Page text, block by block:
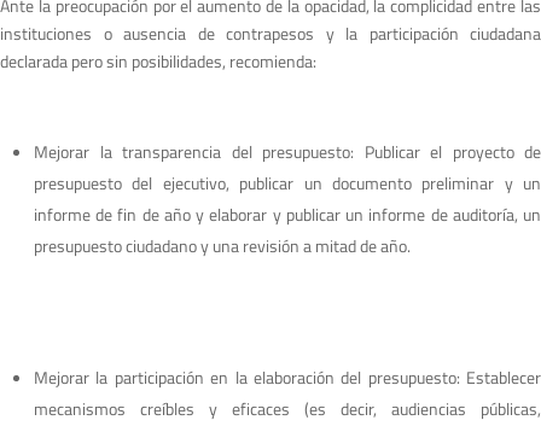
Ante la preocupación por el aumento de la opacidad, la complicidad entre las
instituciones o ausencia de contrapesos y la participación ciudadana
declarada pero sin posibilidades, recomienda:
Mejorar la transparencia del presupuesto: Publicar el proyecto de
presupuesto del ejecutivo, publicar un documento preliminar y un
informe de fin de año y elaborar y publicar un informe de auditoría, un
presupuesto ciudadano y una revisión a mitad de año.
Mejorar la participación en la elaboración del presupuesto: Establecer
mecanismos creíbles y eficaces (es decir, audiencias públicas,